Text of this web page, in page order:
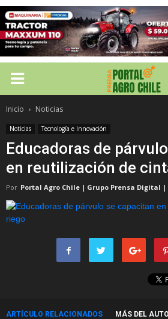
Inicio Noticias
Noticias Tecnología e Innovación
Educadoras de
en reutilización de
Por Portal Agro Chile | Grupo Prensa Digital |
ARTÍCULO RELACIONADOS MÁS DEL